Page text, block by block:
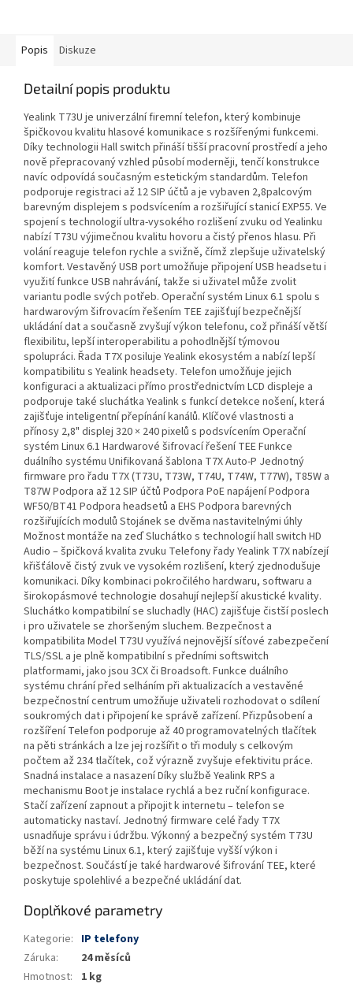
Popis Diskuze
Detailní popis produktu
Yealink T73U je univerzální firemní telefon, který kombinuje
špičkovou kvalitu hlasové komunikace s rozšířenými funkcemi.
Díky technologii Hall switch přináší tišší pracovní prostředí a jeho
nově přepracovaný vzhled působí moderněji, tenčí konstrukce
navíc odpovídá současným estetickým standardům. Telefon
podporuje registraci až 12 SIP účtů a je vybaven 2,8palcovým
barevným displejem s podsvícením a rozšiřující stanicí EXP55. Ve
spojení s technologií ultra-vysokého rozlišení zvuku od Yealinku
nabízí T73U výjimečnou kvalitu hovoru a čistý přenos hlasu. Při
volání reaguje telefon rychle a svižně, čímž zlepšuje uživatelský
komfort. Vestavěný USB port umožňuje připojení USB headsetu i
využití funkce USB nahrávání, takže si uživatel může zvolit
variantu podle svých potřeb. Operační systém Linux 6.1 spolu s
hardwarovým šifrovacím řešením TEE zajišťují bezpečnější
ukládání dat a současně zvyšují výkon telefonu, což přináší větší
flexibilitu, lepší interoperabilitu a pohodlnější týmovou
spolupráci. Řada T7X posiluje Yealink ekosystém a nabízí lepší
kompatibilitu s Yealink headsety. Telefon umožňuje jejich
konfiguraci a aktualizaci přímo prostřednictvím LCD displeje a
podporuje také sluchátka Yealink s funkcí detekce nošení, která
zajišťuje inteligentní přepínání kanálů. Klíčové vlastnosti a
přínosy 2,8" displej 320 × 240 pixelů s podsvícením Operační
systém Linux 6.1 Hardwarové šifrovací řešení TEE Funkce
duálního systému Unifikovaná šablona T7X Auto-P Jednotný
firmware pro řadu T7X (T73U, T73W, T74U, T74W, T77W), T85W a
T87W Podpora až 12 SIP účtů Podpora PoE napájení Podpora
WF50/BT41 Podpora headsetů a EHS Podpora barevných
rozšiřujících modulů Stojánek se dvěma nastavitelnými úhly
Možnost montáže na zeď Sluchátko s technologií hall switch HD
Audio – špičková kvalita zvuku Telefony řady Yealink T7X nabízejí
křišťálově čistý zvuk ve vysokém rozlišení, který zjednodušuje
komunikaci. Díky kombinaci pokročilého hardwaru, softwaru a
širokopásmové technologie dosahují nejlepší akustické kvality.
Sluchátko kompatibilní se sluchadly (HAC) zajišťuje čistší poslech
i pro uživatele se zhoršeným sluchem. Bezpečnost a
kompatibilita Model T73U využívá nejnovější síťové zabezpečení
TLS/SSL a je plně kompatibilní s předními softswitch
platformami, jako jsou 3CX či Broadsoft. Funkce duálního
systému chrání před selháním při aktualizacích a vestavěné
bezpečnostní centrum umožňuje uživateli rozhodovat o sdílení
soukromých dat i připojení ke správě zařízení. Přizpůsobení a
rozšíření Telefon podporuje až 40 programovatelných tlačítek
na pěti stránkách a lze jej rozšířit o tři moduly s celkovým
počtem až 234 tlačítek, což výrazně zvyšuje efektivitu práce.
Snadná instalace a nasazení Díky službě Yealink RPS a
mechanismu Boot je instalace rychlá a bez ruční konfigurace.
Stačí zařízení zapnout a připojit k internetu – telefon se
automaticky nastaví. Jednotný firmware celé řady T7X
usnadňuje správu i údržbu. Výkonný a bezpečný systém T73U
běží na systému Linux 6.1, který zajišťuje vyšší výkon i
bezpečnost. Součástí je také hardwarové šifrování TEE, které
poskytuje spolehlivé a bezpečné ukládání dat.
Doplňkové parametry
Kategorie: IP telefony
Záruka:
24 měsíců
Hmotnost: 1 kg